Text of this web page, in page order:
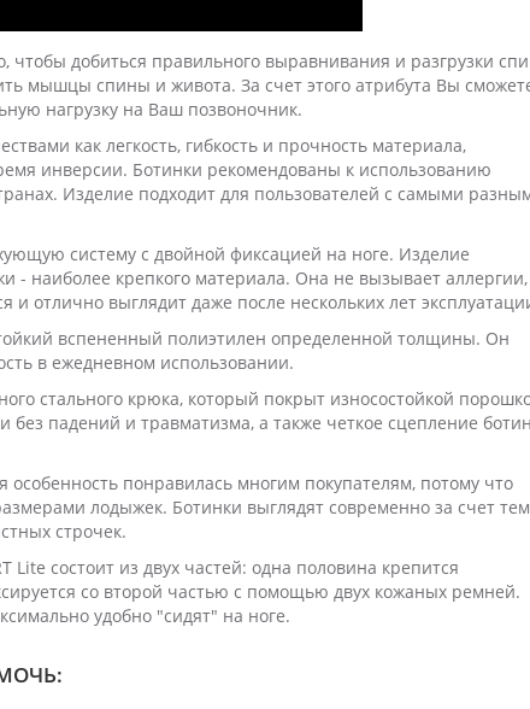
чтобы добиться правильного выравнивания и разгрузки
мышцы спины и живота. За счет этого атрибута Вы
нагрузку на Ваш позвоночник.
как легкость, гибкость и прочность материала,
инверсии. Ботинки рекомендованы к использованию
Изделие подходит для пользователей с самыми
систему с двойной фиксацией на ноге. Изделие
- наиболее крепкого материала. Она не вызывает аллергии,
и отлично выглядит даже после нескольких лет
вспененный полиэтилен определенной толщины. Он
в ежедневном использовании.
стального крюка, который покрыт износостойкой
без падений и травматизма, а также четкое сцепление
понравилась многим покупателям, потому что
лодыжек. Ботинки выглядят современно за счет
строчек.
Lite состоит из двух частей: одна половина крепится
со второй частью с помощью двух кожаных ремней.
удобно "сидят" на ноге.